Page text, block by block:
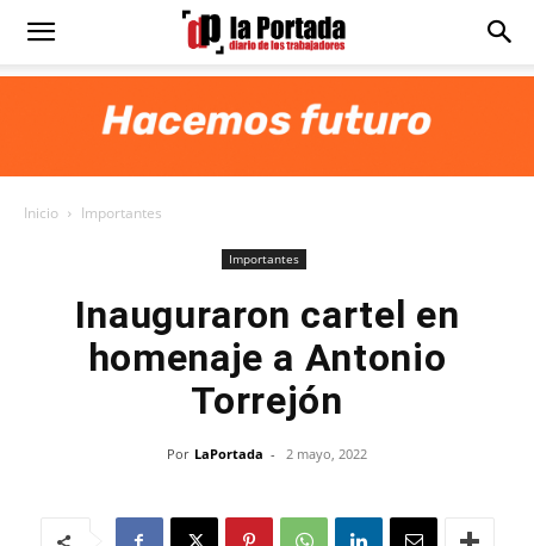
Diario
Inicio Importantes
Importantes
Inauguraron cartel en
homenaje a Antonio
Torrejón
Por LaPortada - 2 mayo, 2022